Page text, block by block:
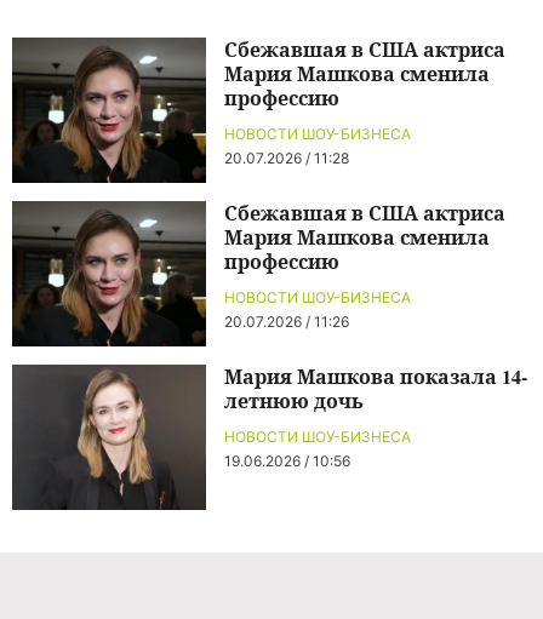
НОВОСТИ ШОУ-БИЗНЕСА
20.07.2026 / 11:28
Сбежавшая в США актриса
Мария Машкова сменила
профессию
НОВОСТИ ШОУ-БИЗНЕСА
20.07.2026 / 11:26
Сбежавшая в США актриса
Мария Машкова сменила
профессию
НОВОСТИ ШОУ-БИЗНЕСА
19.06.2026 / 10:56
Мария Машкова показала 14-
летнюю дочь